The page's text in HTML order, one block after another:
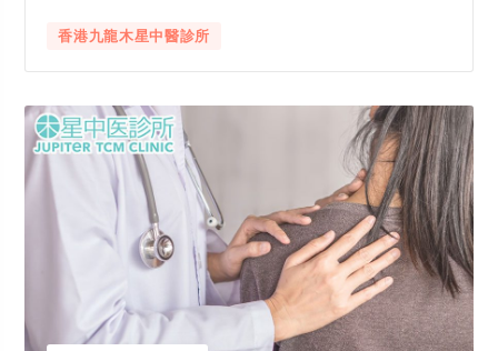
香港九龍木星中醫診所